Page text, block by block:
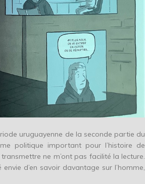
uruguayenne de la seconde partie du
politique important pour l’histoire de
ne m’ont pas facilité la lecture.
d’en savoir davantage sur l’homme,